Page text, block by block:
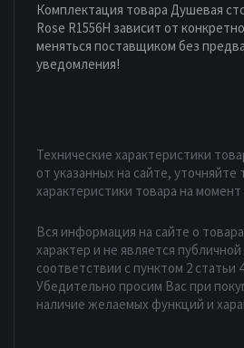
Комплектация товара Душевая
Rose R1556H зависит от
меняться поставщиком без
уведомления!
Технические характеристики
от указанных на сайте, уточняйте
характеристики товара на
Вся информация на сайте о
характер и не является
соответствии с пунктом 2 статьи
Убедительно просим Вас при
наличие желаемых функций и